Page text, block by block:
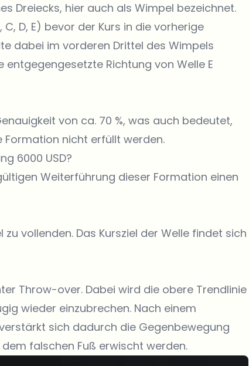
Dreiecks, hier auch als Wimpel bezeichnet.
D, E) bevor der Kurs in die vorherige
dabei im vorderen Drittel des Wimpels
Richtung von Welle E
von ca. 70 %, was auch bedeutet,
Formation nicht erfüllt werden.
6000 USD?
Weiterführung dieser Formation einen
vollenden. Das Kursziel der Welle findet sich
Throw-over. Dabei wird die obere Trendlinie
wieder einzubrechen. Nach einem
sich dadurch die Gegenbewegung
falschen Fuß erwischt werden.